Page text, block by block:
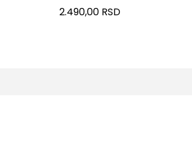
2.490,00 RSD